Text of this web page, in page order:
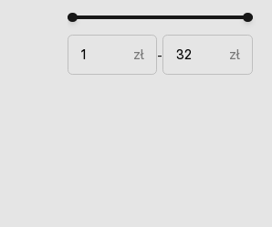
Minimal price
Maximum price
zł
- zł